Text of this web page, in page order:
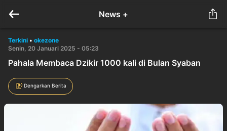
News +
Terkini • okezone
Senin, 20 Januari 2025 - 05:23
Pahala Membaca Dzikir 1000 kali di Bulan Syaban
Dengarkan Berita